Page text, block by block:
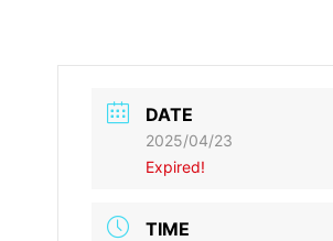
DATE
2025/04/23
Expired!
TIME